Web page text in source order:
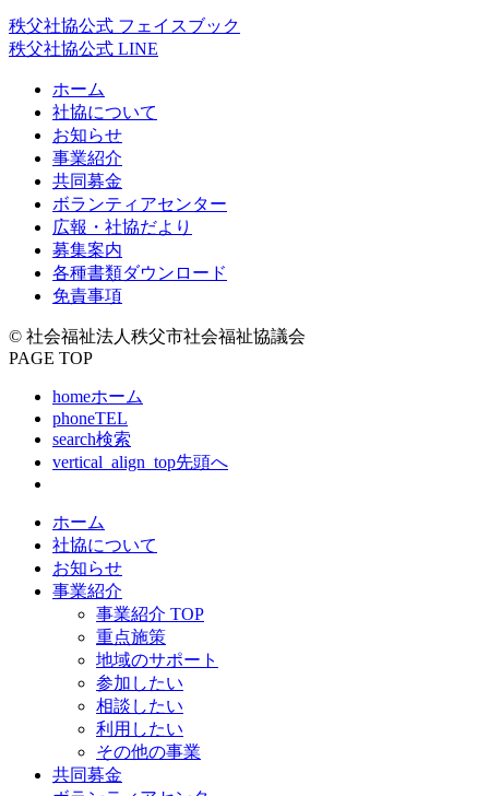
秩父社協公式 フェイスブック
秩父社協公式 LINE
ホーム
社協について
お知らせ
事業紹介
共同募金
ボランティアセンター
広報・社協だより
募集案内
各種書類ダウンロード
免責事項
© 社会福祉法人秩父市社会福祉協議会
PAGE TOP
homeホーム
phoneTEL
search検索
vertical_align_top先頭へ
ホーム
社協について
お知らせ
事業紹介
事業紹介 TOP
重点施策
地域のサポート
参加したい
相談したい
利用したい
その他の事業
共同募金